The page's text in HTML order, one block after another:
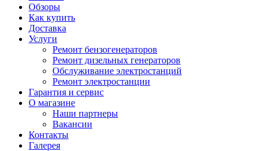
Обзоры
Как купить
Доставка
Услуги
Ремонт бензогенераторов
Ремонт дизельных генераторов
Обслуживание электростанций
Ремонт электростанции
Гарантия и сервис
О магазине
Наши партнеры
Вакансии
Контакты
Галерея